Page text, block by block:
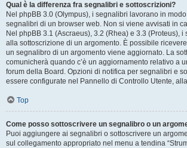
Qual è la differenza fra segnalibri e sottoscrizioni?
Nel phpBB 3.0 (Olympus), i segnalibri lavorano in
segnalibri di un browser web. Non si viene avvisati in
Nel phpBB 3.1 (Ascraeus), 3.2 (Rhea) e 3.3 (Proteus),
alla sottoscrizione di un argomento. È possibile
un segnalibro di un argomento viene aggiornato. La
comunicherà quando c’è un aggiornamento relativo a
forum della Board. Opzioni di notifica per segnalibri e
essere configurate nel Pannello di Controllo Utente,
Top
Come posso sottoscrivere un segnalibro o un
Puoi aggiungere ai segnalibri o sottoscrivere un
sul collegamento appropriato nel menu a tendina